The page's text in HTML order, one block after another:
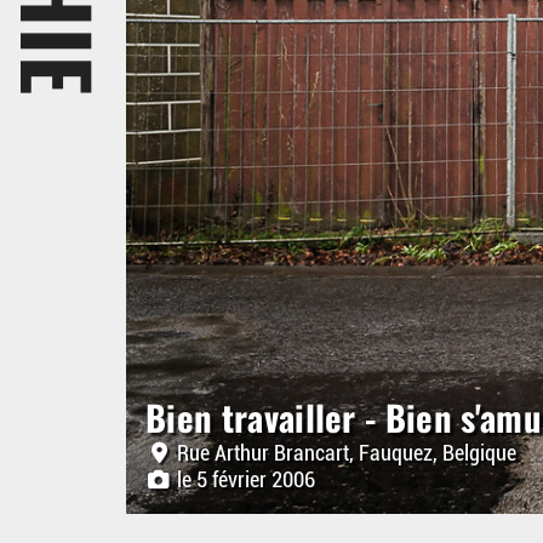
Bien travailler - Bien
Rue Arthur Brancart, Fauquez, Belgique
le 5 février 2006